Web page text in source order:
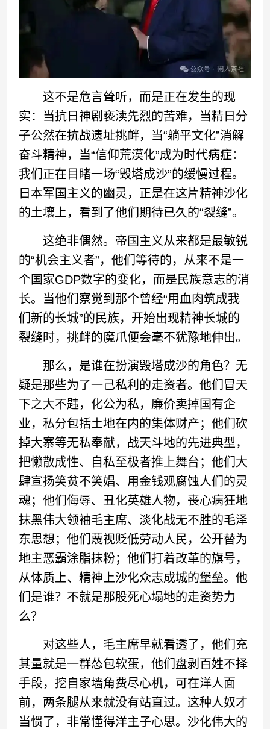
这不是危言耸听，而是正在发生的现
实：当抗日神剧亵渎先烈的苦难，当精日分
子公然在抗战遗址挑衅，当“躺平文化”消解
奋斗精神，当“信仰荒漠化”成为时代病症：
我们正在目睹一场“毁塔成沙”的缓慢过程。
日本军国主义的幽灵，正是在这片精神沙化
的土壤上，看到了他们期待已久的“裂缝”。
这绝非偶然。帝国主义从来都是最敏锐
的“机会主义者”，他们等待的，从来不是一
个国家GDP数字的变化，而是民族意志的消
长。当他们察觉到那个曾经“用血肉筑成我
们新的长城”的民族，开始出现精神长城的
裂缝时，挑衅的魔爪便会毫不犹豫地伸出。
那么，是谁在扮演毁塔成沙的角色？无
疑是那些为了一己私利的走资者。他们冒天
下之大不韪，化公为私，廉价卖掉国有企
业，私分包括土地在内的集体财产；他们砍
掉大寨等无私奉献，战天斗地的先进典型，
把懒散成性、自私至极者推上舞台；他们大
肆宣扬笑贫不笑娼、用金钱观腐蚀人们的灵
魂；他们侮辱、丑化英雄人物，丧心病狂地
抹黑伟大领袖毛主席、淡化战无不胜的毛泽
东思想；他们蔑视贬低劳动人民，公开替为
地主恶霸涂脂抹粉；他们打着改革的旗号，
从体质上、精神上沙化众志成城的堡垒。他
们是谁？不就是那股死心塌地的走资势力
么？
对这些人，毛主席早就看透了，他们充
其量就是一群怂包软蛋，他们盘剥百姓不择
手段，挖自家墙角费尽心机，可在洋人面
前，两条腿从来就没有站直过。这种人奴才
当惯了，非常懂得洋主子心思。沙化伟大的